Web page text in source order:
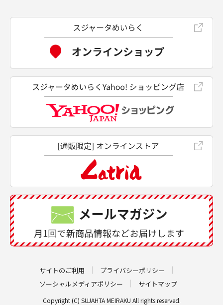
サイトのご利用
プライバシーポリシー
ソーシャルメディアポリシー
サイトマップ
Copyright (C) SUJAHTA MEIRAKU All rights reserved.